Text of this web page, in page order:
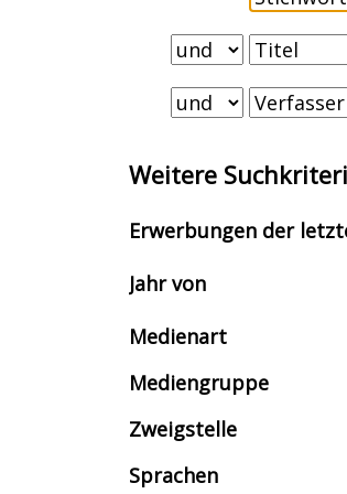
Weitere
Erwerbungen der
Jahr von
Medienart
Mediengruppe
Zweigstelle
Sprachen